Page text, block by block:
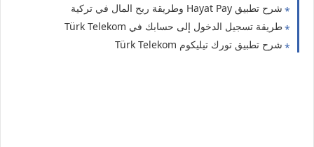
شرح تطبيق Hayat Pay وطريقة ربح المال في تركية
طريقة تسجيل الدخول إلى حسابك في Türk Telekom
شرح تطبيق تورك تيليكوم Türk Telekom